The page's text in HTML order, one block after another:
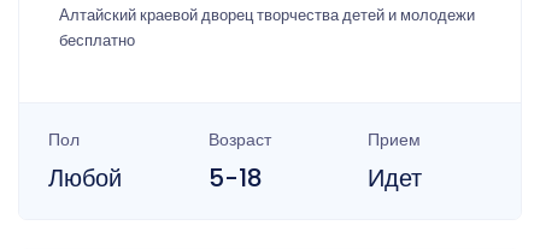
Алтайский краевой дворец творчества детей и молодежи
бесплатно
Пол
Любой
Возраст
5-18
Прием
Идет